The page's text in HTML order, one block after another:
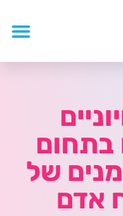
בתחום
של
אדם